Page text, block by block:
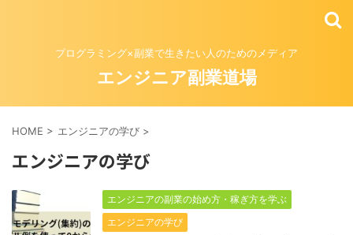
プログラミング×副業で生きたい人のためのメディア
エンジニア副業道場
HOME > エンジニアの学び >
エンジニアの学び
エンジニアの副業の始め方・稼ぎ方を学ぶ
エンジニアの学び